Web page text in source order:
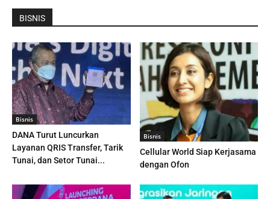
BISNIS
Bisnis
DANA Turut Luncurkan
Layanan QRIS Transfer, Tarik
Tunai, dan Setor Tunai...
Bisnis
Cellular World Siap Kerjasama
dengan Ofon